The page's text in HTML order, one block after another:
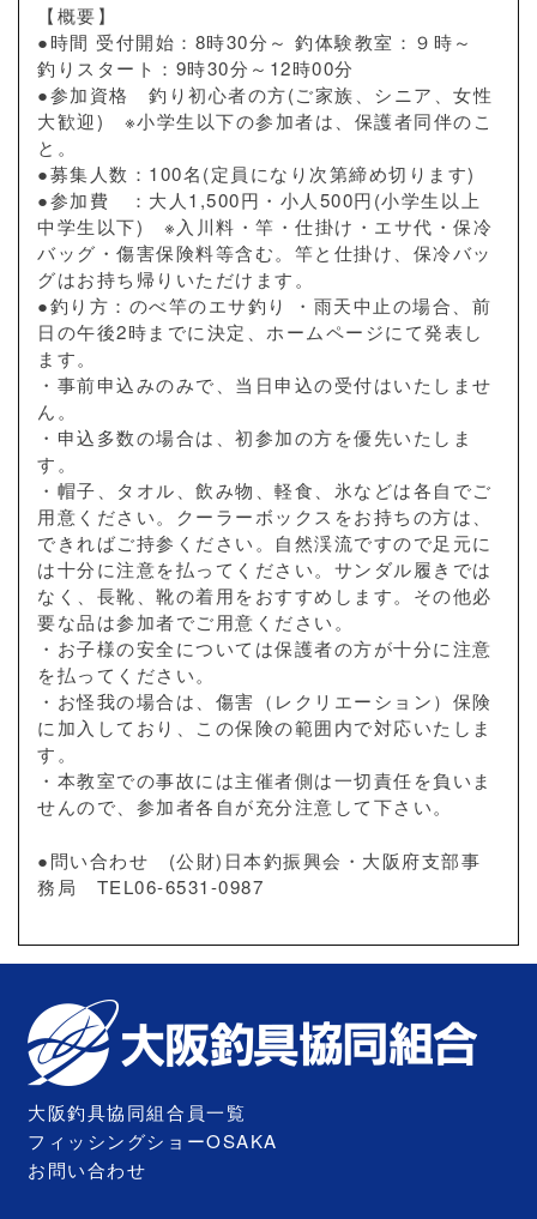
【概要】
●時間 受付開始：8時30分～ 釣体験教室：９時～
釣りスタート：9時30分～12時00分
●参加資格 釣り初心者の方(ご家族、シニア、女性
大歓迎) ※小学生以下の参加者は、保護者同伴のこ
と。
●募集人数：100名(定員になり次第締め切ります)
●参加費 ：大人1,500円・小人500円(小学生以上
中学生以下) ※入川料・竿・仕掛け・エサ代・保冷
バッグ・傷害保険料等含む。竿と仕掛け、保冷バッ
グはお持ち帰りいただけます。
●釣り方：のべ竿のエサ釣り ・雨天中止の場合、前
日の午後2時までに決定、ホームページにて発表し
ます。
・事前申込みのみで、当日申込の受付はいたしませ
ん。
・申込多数の場合は、初参加の方を優先いたしま
す。
・帽子、タオル、飲み物、軽食、氷などは各自でご
用意ください。クーラーボックスをお持ちの方は、
できればご持参ください。自然渓流ですので足元に
は十分に注意を払ってください。サンダル履きでは
なく、長靴、靴の着用をおすすめします。その他必
要な品は参加者でご用意ください。
・お子様の安全については保護者の方が十分に注意
を払ってください。
・お怪我の場合は、傷害（レクリエーション）保険
に加入しており、この保険の範囲内で対応いたしま
す。
・本教室での事故には主催者側は一切責任を負いま
せんので、参加者各自が充分注意して下さい。
●問い合わせ (公財)日本釣振興会・大阪府支部事
務局 TEL06-6531-0987
大阪釣具協同組合員一覧
フィッシングショーOSAKA
お問い合わせ